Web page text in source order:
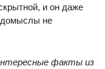
и он даже
домыслы не
факты из